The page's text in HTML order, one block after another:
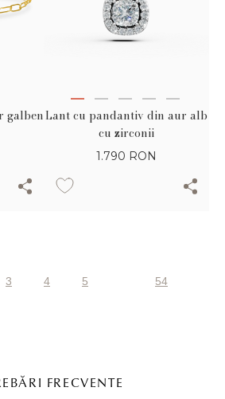
galbenLant cu pandantiv din aur alb
cu zirconii
1.790 RON
3 4 5 54
FRECVENTE